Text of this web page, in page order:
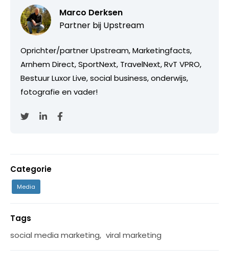
Marco Derksen
Partner bij Upstream
Oprichter/partner Upstream, Marketingfacts,
Arnhem Direct, SportNext, TravelNext, RvT VPRO,
Bestuur Luxor Live, social business, onderwijs,
fotografie en vader!
Categorie
Media
Tags
social media marketing, viral marketing